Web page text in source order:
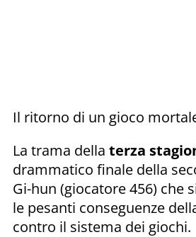
Il ritorno di un gioco
La trama della terza
drammatico finale della
Gi-hun (giocatore 456) che
le pesanti conseguenze
contro il sistema dei giochi.